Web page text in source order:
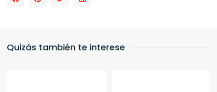
Quizás también te interese